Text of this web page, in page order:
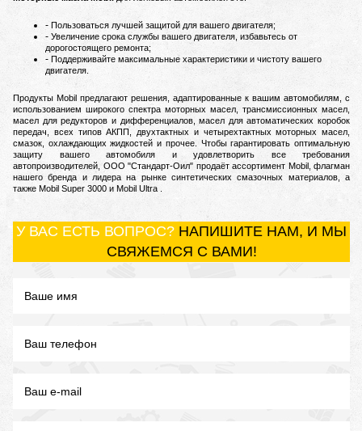
Пользоваться лучшей защитой для вашего двигателя;
Увеличение срока службы вашего двигателя, избавьтесь от
дорогостоящего ремонта;
Поддерживайте максимальные характеристики и чистоту вашего
двигателя.
Продукты Mobil предлагают решения, адаптированные к вашим автомобилям, с
использованием широкого спектра моторных масел, трансмиссионных масел,
масел для редукторов и дифференциалов, масел для автоматических коробок
передач, всех типов АКПП, двухтактных и четырехтактных моторных масел,
смазок, охлаждающих жидкостей и прочее. Чтобы гарантировать оптимальную
защиту вашего автомобиля и удовлетворить все требования
автопроизводителей, ООО "Стандарт-Оил" продаёт ассортимент Mobil, флагман
нашего бренда и лидера на рынке синтетических смазочных материалов, а
также Mobil Super 3000 и Mobil Ultra .
У ВАС ЕСТЬ ВОПРОС? НАПИШИТЕ НАМ, И МЫ
СВЯЖЕМСЯ С ВАМИ!